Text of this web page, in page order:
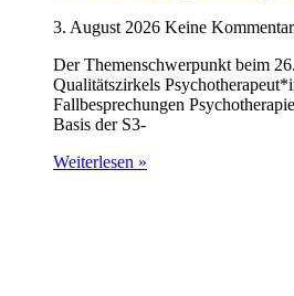
3. August 2026 Keine
Der Themenschwerpunkt beim
Qualitätszirkels
Fallbesprechungen
Basis der S3-
Weiterlesen »